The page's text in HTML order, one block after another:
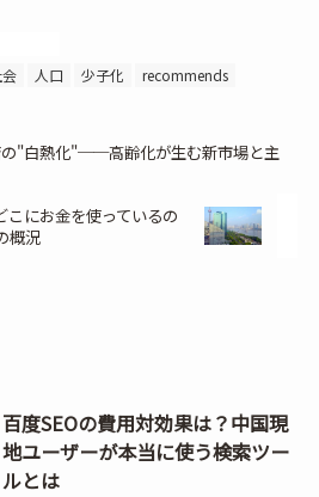
人口 少子化 recommends
の"白熱化"──高齢化が生む新市場と主
こにお金を使っているの
概況
百度SEOの費用対効果は？中国現
地ユーザーが本当に使う検索ツー
ルとは